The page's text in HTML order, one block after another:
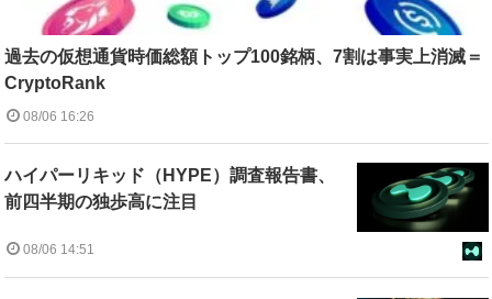
過去の仮想通貨時価総額トップ100銘柄、7割は事実上消滅＝
CryptoRank
08/06 16:26
ハイパーリキッド（HYPE）調査報告書、
前四半期の独歩高に注目
08/06 14:51